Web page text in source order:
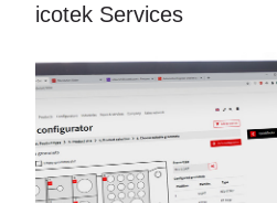
icotek Services